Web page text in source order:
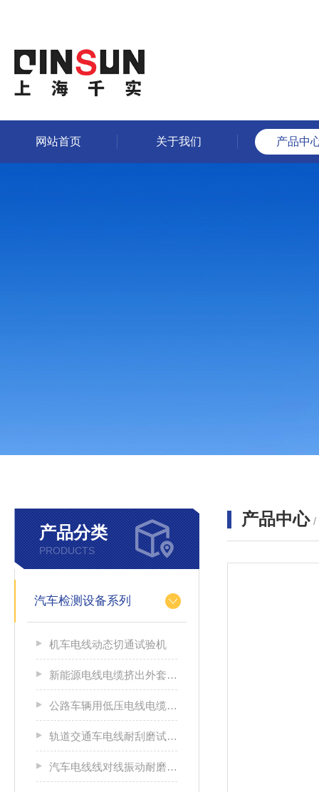
网站首页 关于我们 产品中
产品分类
PRODUCTS
汽车检测设备系列
机车电线动态切通试验机
新能源电线电缆挤出外套刮磨试验仪
公路车辆用低压电线电缆耐刮磨试验机
轨道交通车电线耐刮磨试验机
汽车电线线对线振动耐磨试验机
产品中心 /